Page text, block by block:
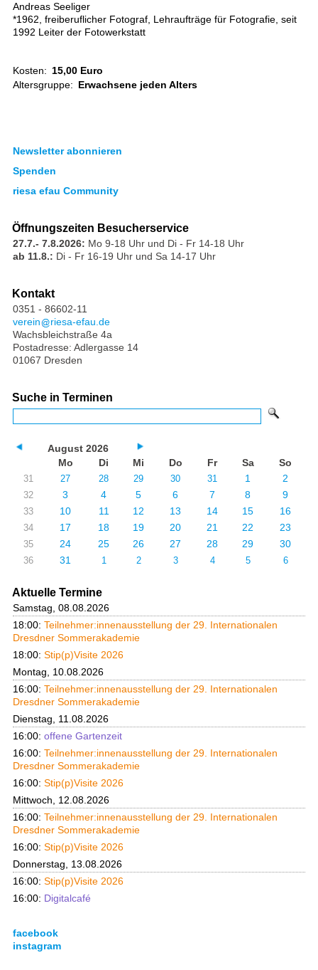
Andreas Seeliger
*1962, freiberuflicher Fotograf, Lehraufträge für Fotografie, seit
1992 Leiter der Fotowerkstatt
Kosten: 15,00 Euro
Altersgruppe: Erwachsene jeden Alters
Newsletter abonnieren
Spenden
riesa efau Community
Öffnungszeiten Besucherservice
27.7.- 7.8.2026: Mo 9-18 Uhr und Di - Fr 14-18 Uhr
ab 11.8.: Di - Fr 16-19 Uhr und Sa 14-17 Uhr
Kontakt
0351 - 86602-11
verein
riesa-efau.de
Wachsbleichstraße 4a
Postadresse: Adlergasse 14
01067 Dresden
Suche in Terminen
August 2026
Mo
Di Mi Do Fr Sa So
31 27 28 29 30 31 1 2
32 3 4 5 6 7 8 9
33 10 11 12 13 14 15 16
34 17 18 19 20 21 22 23
35 24 25 26 27 28 29 30
36 31 1 2 3 4 5 6
Aktuelle Termine
Samstag, 08.08.2026
18:00: Teilnehmer:innenausstellung der 29. Internationalen
Dresdner Sommerakademie
18:00: Stip(p)Visite 2026
Montag, 10.08.2026
16:00: Teilnehmer:innenausstellung der 29. Internationalen
Dresdner Sommerakademie
Dienstag, 11.08.2026
16:00: offene Gartenzeit
16:00: Teilnehmer:innenausstellung der 29. Internationalen
Dresdner Sommerakademie
16:00: Stip(p)Visite 2026
Mittwoch, 12.08.2026
16:00: Teilnehmer:innenausstellung der 29. Internationalen
Dresdner Sommerakademie
16:00: Stip(p)Visite 2026
Donnerstag, 13.08.2026
16:00: Stip(p)Visite 2026
16:00: Digitalcafé
facebook
instagram